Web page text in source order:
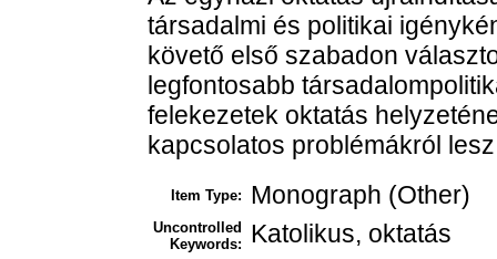
társadalmi és politikai
követő első szabadon
legfontosabb
felekezetek oktatás
kapcsolatos problémákról
Item Type: Monograph (Other)
Uncontrolled
Keywords:
Katolikus, oktatás